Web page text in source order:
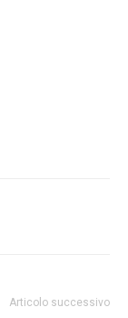
Articolo successivo